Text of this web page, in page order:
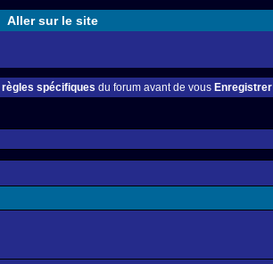
Aller sur le site
règles spécifiques du forum avant de vous Enregistrer